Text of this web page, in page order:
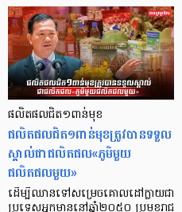
ផលិតផលជិត១ពាន់មុខ
ផលិតផលជិត១ពាន់មុខត្រូវបានទទួល
ស្គាល់ជាផលិតផល«ភូមិមួយ
ផលិតផលមួយ»
ដើម្បីឈានទៅសម្រេចគោលដៅក្លាយជា
ប្រទេសអ្នកមាននៅឆ្នាំ២០៥០ ប្រមុខរាជ